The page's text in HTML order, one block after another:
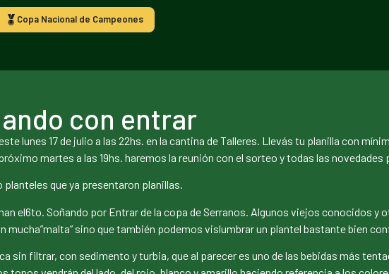
Copa Nacional de Campeones
con entrar
lunes 17 de julio a las 22hs. en la cantina de Talleres. Llevás tu planilla con
martes a las 19hs. haremos la reunión con el sorteo y todas las novedades
que ya presentaron planillas.
el6to. Soñando por Entrar de la copa de Serranos. Algunos viejos conocidos y
sino que también podemos vislumbrar un plantel bastante bien
sin filtrar, con sedimento y turbia, que al parecer es uno de las bebidas más